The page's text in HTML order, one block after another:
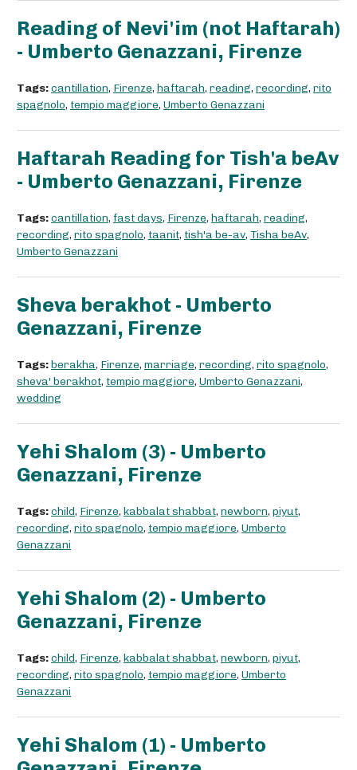
Reading of Nevi'im (not Haftarah)
- Umberto Genazzani, Firenze
Tags:cantillation, Firenze, haftarah, reading, recording, rito
spagnolo, tempio maggiore, Umberto Genazzani
Haftarah Reading for Tish'a beAv
- Umberto Genazzani, Firenze
Tags:cantillation, fast days, Firenze, haftarah, reading,
recording, rito spagnolo, taanit, tish'a be-av, Tisha beAv,
Umberto Genazzani
Sheva berakhot - Umberto
Genazzani, Firenze
Tags:berakha, Firenze, marriage, recording, rito spagnolo,
sheva' berakhot, tempio maggiore, Umberto Genazzani,
wedding
Yehi Shalom (3) - Umberto
Genazzani, Firenze
Tags:child, Firenze, kabbalat shabbat, newborn, piyut,
recording, rito spagnolo, tempio maggiore, Umberto
Genazzani
Yehi Shalom (2) - Umberto
Genazzani, Firenze
Tags:child, Firenze, kabbalat shabbat, newborn, piyut,
recording, rito spagnolo, tempio maggiore, Umberto
Genazzani
Yehi Shalom (1) - Umberto